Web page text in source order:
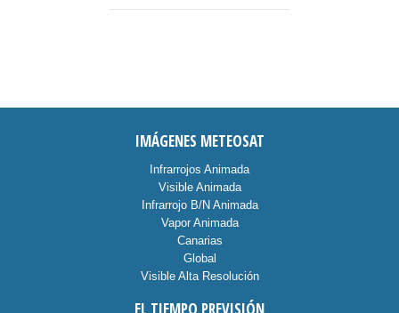
IMÁGENES METEOSAT
Infrarrojos Animada
Visible Animada
Infrarrojo B/N Animada
Vapor Animada
Canarias
Global
Visible Alta Resolución